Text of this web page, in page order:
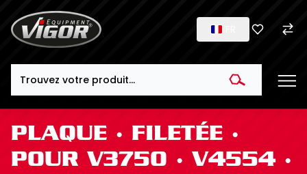
PLAQUE ∙ FILETÉE ∙
POUR V3750 · V4554 ·